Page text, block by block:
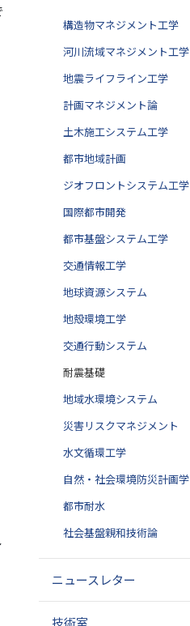
構造物マネジメント工学
河川流域マネジメント工学
地震ライフライン工学
計画マネジメント論
土木施工システム工学
都市地域計画
ジオフロントシステム工学
国際都市開発
都市基盤システム工学
交通情報工学
地球資源システム
地殻環境工学
交通行動システム
耐震基礎
地域水環境システム
災害リスクマネジメント
水文循環工学
自然・社会環境防災計画学
都市耐水
社会基盤親和技術論
ニュースレター
技術室